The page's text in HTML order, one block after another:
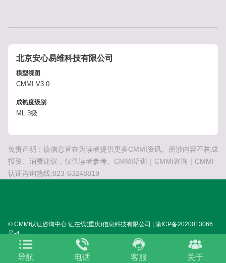
北京安心易维科技有限公司
模型视图
CMMI V3.0
成熟度级别
ML 3级
免责声明：该信息旨在为读者提供更多CMMI资讯。所涉内容不构成
投资、消费建议，仅供读者参考。CMMI培训｜CMMI咨询｜CMMI
认证咨询热线:023-63248819
© CMMI认证咨询中心 证在线(重庆)信息科技有限公司 | 渝ICP备2020013066
号-4
SITEMAP: TXT 关于我们
导航 电话 客服 关于